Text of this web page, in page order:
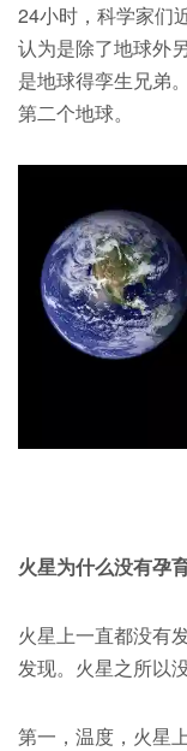
24小时，科学家们
认为是除了地球外
是地球得孪生兄弟
第二个地球。
火星为什么没有孕
火星上一直都没有
发现。火星之所以
第一，温度，火星